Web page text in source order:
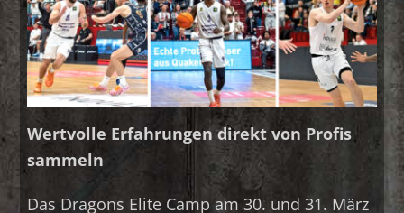
Wertvolle Erfahrungen direkt von Profis
sammeln
Das Dragons Elite Camp am 30. und 31. März